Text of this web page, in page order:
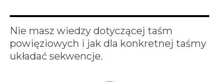
Nie masz wiedzy dotyczącej taśm
powięziowych i jak dla konkretnej taśmy
układać sekwencje.